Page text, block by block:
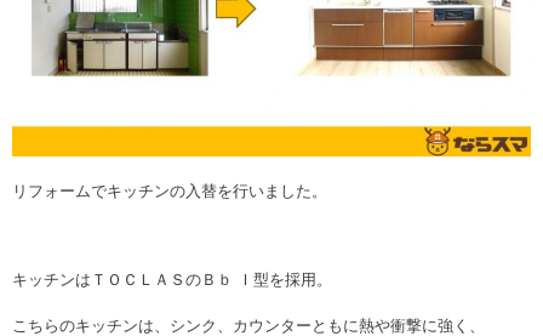
リフォームでキッチンの入替を行いました。
キッチンはＴＯＣＬＡＳのＢｂ Ｉ型を採用。
こちらのキッチンは、シンク、カウンターともに熱や衝撃に強く、